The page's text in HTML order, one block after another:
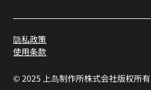
© 2025 上岛制作所株式会社版权所有
隐私政策
使用条款